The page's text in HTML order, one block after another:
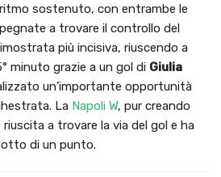
sostenuto, con entrambe le
a trovare il controllo del
più incisiva, riuscendo a
minuto grazie a un gol di Giulia
un’importante opportunità
La Napoli W, pur creando
a trovare la via del gol e ha
di un punto.